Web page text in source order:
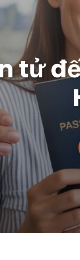
tử